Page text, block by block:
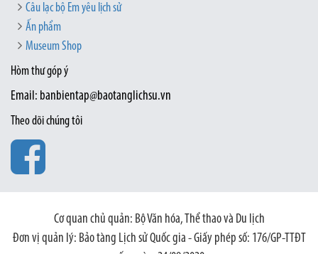
Câu lạc bộ Em yêu lịch sử
Ấn phẩm
Museum Shop
Hòm thư góp ý
Email: banbientap@baotanglichsu.vn
Theo dõi chúng tôi
Cơ quan chủ quản: Bộ Văn hóa, Thể thao và Du lịch
Đơn vị quản lý: Bảo tàng Lịch sử Quốc gia - Giấy phép số: 176/GP-TTĐT